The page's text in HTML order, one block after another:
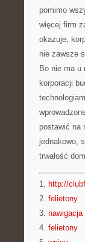
pomimo
więcej firm
okazuje,
nie zawsze
Bo nie ma u
korporacji
postawić na
jednakowo,
trwałość
1. http://
2. felietony
3. nawigacja
4. felietony